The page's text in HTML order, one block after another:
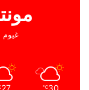
غيوم
30
℃
27